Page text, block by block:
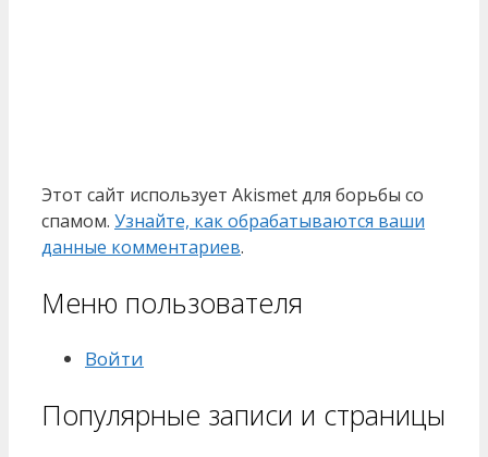
Этот сайт использует Akismet для борьбы со
спамом. Узнайте, как обрабатываются ваши
данные комментариев.
Меню пользователя
Войти
Популярные записи и страницы